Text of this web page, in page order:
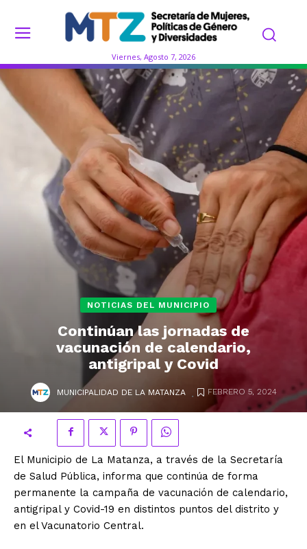
Viernes, Agosto 7, 2026
NOTICIAS DEL MUNICIPIO
Continúan las jornadas de
vacunación de calendario,
antigripal y Covid
MUNICIPALIDAD DE LA MATANZA . FEBRERO 5, 2024
El Municipio de La Matanza, a través de la Secretaría
de Salud Pública, informa que continúa de forma
permanente la campaña de vacunación de calendario,
antigripal y Covid-19 en distintos puntos del distrito y
en el Vacunatorio Central.